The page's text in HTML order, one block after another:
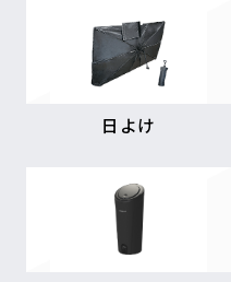
日よけ